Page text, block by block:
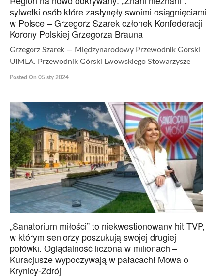
sylwetki osób które zasłynęły swoimi osiągnięciami
w Polsce – Grzegorz Szarek członek Konfederacji
Korony Polskiej Grzegorza Brauna
Grzegorz Szarek — Międzynarodowy Przewodnik Górski
UIMLA. Przewodnik Górski Lwowskiego Stowarzysze
Posted On 05 sty 2024
„Sanatorium miłości” to niekwestionowany hit TVP,
w którym seniorzy poszukują swojej drugiej
połówki. Oglądalność liczona w milionach –
Kuracjusze wypoczywają w pałacach! Mowa o
Krynicy-Zdrój